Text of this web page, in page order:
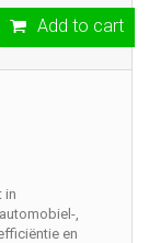
Add to cart
in
,
en